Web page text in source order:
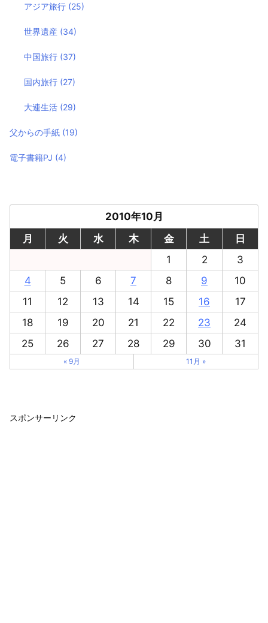
アジア旅行 (25)
世界遺産 (34)
中国旅行 (37)
国内旅行 (27)
大連生活 (29)
父からの手紙 (19)
電子書籍PJ (4)
2010年10月
月
火 水 木 金 土
日
1
2
3
4
5 6 7 8 9
10
11
12 13 14 15 16
17
18
19 20 21 22 23
24
25
26 27 28 29 30 31
« 9月 11月 »
スポンサーリンク